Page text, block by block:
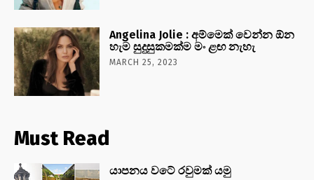
Angelina Jolie : අම්මෙක් වෙන්න ඕන
හැම සුදුසුකමක්ම මං ළඟ නැහැ
MARCH 25, 2023
Must Read
යාපනය වටේ රවුමක් යමු